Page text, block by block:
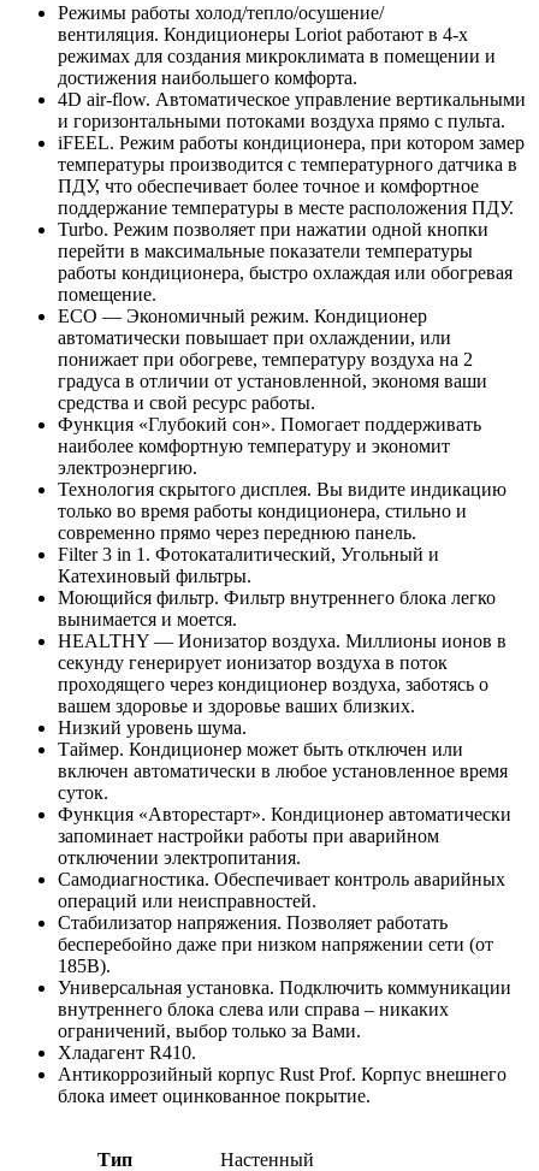
Режимы работы холод/тепло/осушение/
вентиляция. Кондиционеры Loriot работают в 4-х
режимах для создания микроклимата в помещении и
достижения наибольшего комфорта.
4D air-flow. Автоматическое управление вертикальными
и горизонтальными потоками воздуха прямо с пульта.
iFEEL. Режим работы кондиционера, при котором замер
температуры производится с температурного датчика в
ПДУ, что обеспечивает более точное и комфортное
поддержание температуры в месте расположения ПДУ.
Turbo. Режим позволяет при нажатии одной кнопки
перейти в максимальные показатели температуры
работы кондиционера, быстро охлаждая или обогревая
помещение.
ECO — Экономичный режим. Кондиционер
автоматически повышает при охлаждении, или
понижает при обогреве, температуру воздуха на 2
градуса в отличии от установленной, экономя ваши
средства и свой ресурс работы.
Функция «Глубокий сон». Помогает поддерживать
наиболее комфортную температуру и экономит
электроэнергию.
Технология скрытого дисплея. Вы видите индикацию
только во время работы кондиционера, стильно и
современно прямо через переднюю панель.
Filter 3 in 1. Фотокаталитический, Угольный и
Катехиновый фильтры.
Моющийся фильтр. Фильтр внутреннего блока легко
вынимается и моется.
HEALTHY — Ионизатор воздуха. Миллионы ионов в
секунду генерирует ионизатор воздуха в поток
проходящего через кондиционер воздуха, заботясь о
вашем здоровье и здоровье ваших близких.
Низкий уровень шума.
Таймер. Кондиционер может быть отключен или
включен автоматически в любое установленное время
суток.
Функция «Авторестарт». Кондиционер автоматически
запоминает настройки работы при аварийном
отключении электропитания.
Самодиагностика. Обеспечивает контроль аварийных
операций или неисправностей.
Стабилизатор напряжения. Позволяет работать
бесперебойно даже при низком напряжении сети (от
185В).
Универсальная установка. Подключить коммуникации
внутреннего блока слева или справа – никаких
ограничений, выбор только за Вами.
Хладагент R410.
Антикоррозийный корпус Rust Prof. Корпус внешнего
блока имеет оцинкованное покрытие.
Тип Настенный